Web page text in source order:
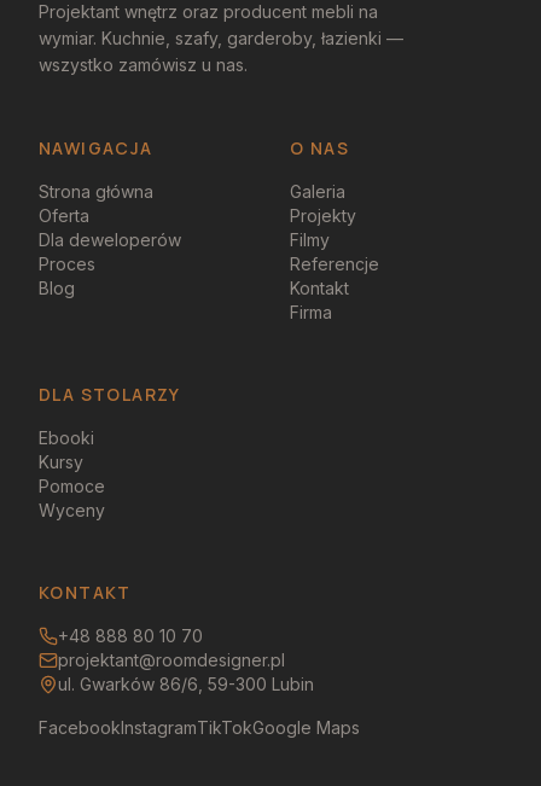
Projektant wnętrz oraz producent mebli na
wymiar. Kuchnie, szafy, garderoby, łazienki —
wszystko zamówisz u nas.
NAWIGACJA O NAS
Strona główna
Oferta
Dla deweloperów
Proces
Blog
Galeria
Projekty
Filmy
Referencje
Kontakt
Firma
DLA STOLARZY
Ebooki
Kursy
Pomoce
Wyceny
KONTAKT
+48 888 80 10 70
projektant@roomdesigner.pl
ul. Gwarków 86/6, 59-300 Lubin
FacebookInstagramTikTokGoogle Maps